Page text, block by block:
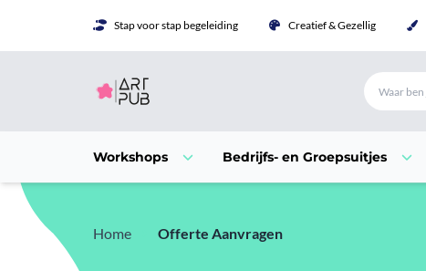
Stap voor stap begeleiding Creatief & Gezellig
Workshops Bedrijfs- en Groepsuitjes
Home Offerte Aanvragen